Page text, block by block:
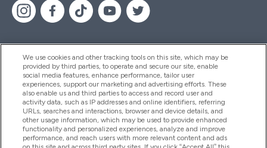
Pomoc & Informácie
Produkty
We use cookies and other tracking tools on this site, which may be
provided by third parties, to operate and secure our site, enable
social media features, enhance performance, tailor user
experiences, support our marketing and advertising efforts. These
also enable us and third parties to access and record user and
activity data, such as IP addresses and online identifiers, referring
URLs, searches and interactions, browser and device details, and
other usage information, which may be used to provide enhanced
functionality and personalized experiences, analyze and improve
performance, and reach users with more relevant content and ads